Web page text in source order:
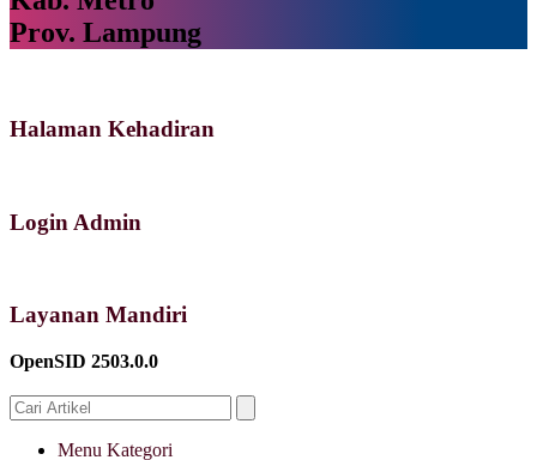
Prov. Lampung
Halaman Kehadiran
Login Admin
Layanan Mandiri
OpenSID 2503.0.0
Menu Kategori